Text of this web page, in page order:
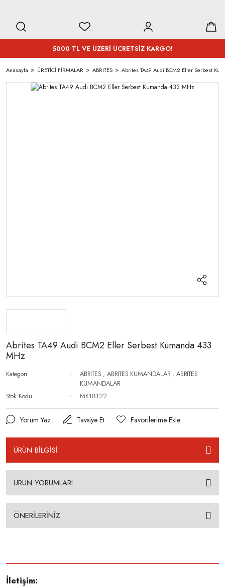
5000 TL VE ÜZERİ ÜCRETSİZ KARGO!
Anasayfa ÜRETİCİ FİRMALAR ABRITES Abrites TA49 Audi BCM2 Eller Serbest
Abrites TA49 Audi BCM2 Eller Serbest Kumanda 433
MHz
Kategori ABRITES ,ABRITES KUMANDALAR ,ABRITES
KUMANDALAR
Stok Kodu
MK18122
Yorum Yaz Tavsiye Et
ÜRÜN BİLGİSİ
ÜRÜN YORUMLARI
ÖNERİLERİNİZ
İletişim: